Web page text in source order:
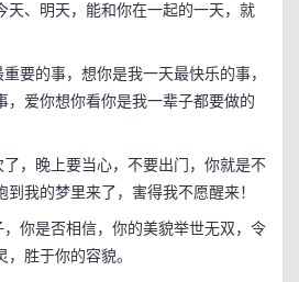
天、明天，能和你在一起的一天，就
的事，想你是我一天最快乐的事，
，爱你想你看你是我一辈子都要做的
晚上要当心，不要出门，你就是不
我的梦里来了，害得我不愿醒来！
是否相信，你的美貌举世无双，令
胜于你的容貌。